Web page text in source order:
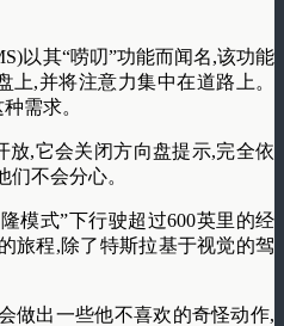
以其“唠叨”功能而闻名,该功能
,并将注意力集中在道路上。
需求。
放,它会关闭方向盘提示,完全依
不会分心。
模式”下行驶超过600英里的经
旅程,除了特斯拉基于视觉的驾
做出一些他不喜欢的奇怪动作,